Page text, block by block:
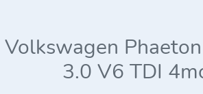
Volkswagen
3.0 V6 TDI